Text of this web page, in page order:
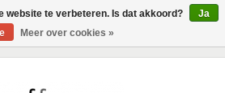
website te verbeteren. Is dat akkoord?
Ja
Meer over cookies »